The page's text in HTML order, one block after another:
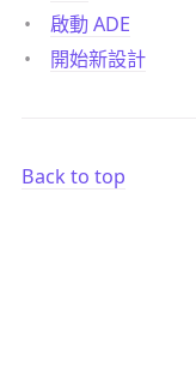
啟動 ADE
開始新設計
Back to top